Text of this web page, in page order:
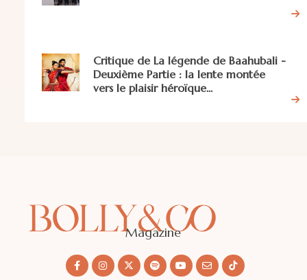
Critique de La légende de Baahubali -
Deuxième Partie : la lente montée
vers le plaisir héroïque...
Magazine